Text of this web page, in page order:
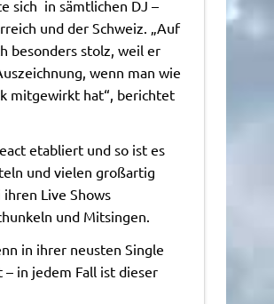
sich in sämtlichen DJ –
und der Schweiz. „Auf
besonders stolz, weil er
wenn man wie
mitgewirkt hat“, berichtet
etabliert und so ist es
und vielen großartig
Live Shows
und Mitsingen.
in ihrer neusten Single
in jedem Fall ist dieser